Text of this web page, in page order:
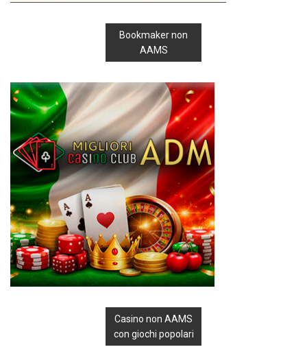
Bookmaker non
AAMS
Casino non AAMS
con giochi popolari